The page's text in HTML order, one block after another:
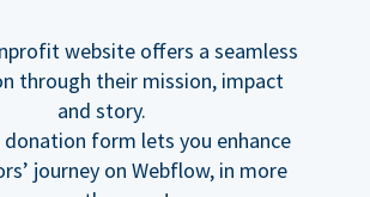
website offers a seamless
through their mission, impact
and story.
donation form lets you enhance
journey on Webflow, in more